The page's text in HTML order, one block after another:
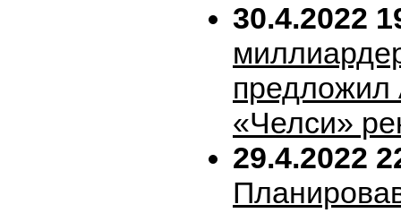
30.4.2022
предложил
«Челси»
29.4.2022